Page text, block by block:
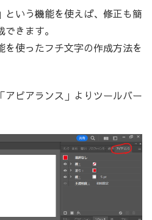
という機能を使えば、修正も簡
きます。
を使ったフチ文字の作成方法を
アピアランス」よりツールバー